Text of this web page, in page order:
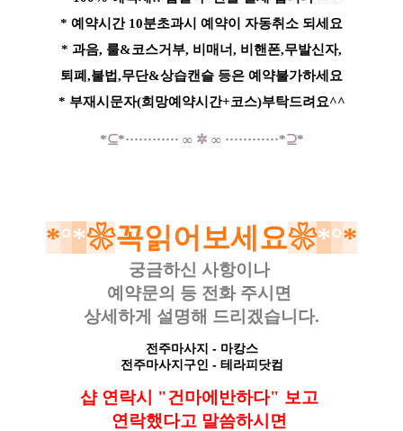
* 예약시간 10분초과시 예약이 자동취소 되세요
* 과음, 룰&코스거부, 비매너, 비핸폰,무발신자,
퇴폐,불법,무단&상습캔슬 등은 예약불가하세요
* 부재시문자(희망예약시간+코스)부탁드려요^^
*⊆*············ ∞ ✲ ∞ ············*⊇*
*°*❀꼭읽어보세요❀*°*
궁금하신 사항이나
예약문의 등 전화 주시면
상세하게 설명해 드리겠습니다.
전주마사지 - 마캉스
전주마사지구인 - 테라피닷컴
샵 연락시 "건마에반하다" 보고
연락했다고 말씀하시면